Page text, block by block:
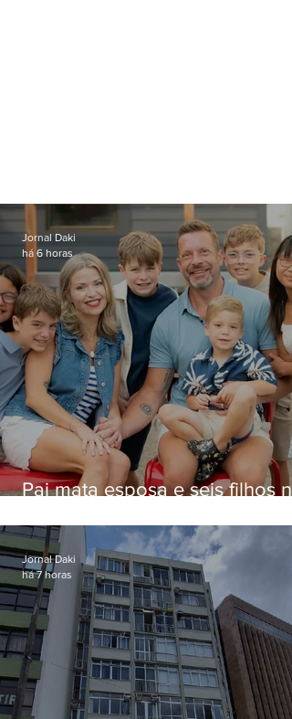
Pai mata esposa e seis filhos
Jornal Daki
há 6 horas
Jornal Daki
há 7 horas